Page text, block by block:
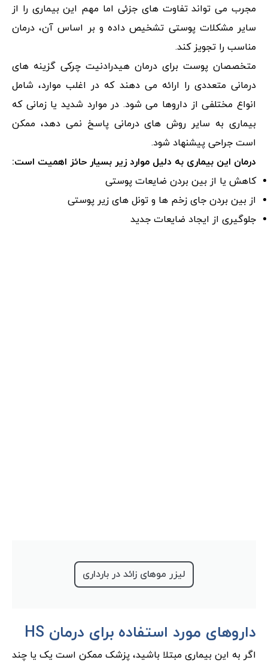
مجرب می تواند تفاوت های جزئی اما مهم این بیماری را از
سایر مشکلات پوستی تشخیص داده و بر اساس آن، درمان
مناسب را تجویز کند.
متخصصان پوست برای درمان هیدرادنیت چرکی گزینه های
درمانی متعددی را ارائه می دهند که در اغلب موارد، شامل
انواع مختلفی از داروها می شود. در موارد شدید یا زمانی که
بیماری به سایر روش های درمانی پاسخ نمی دهد، ممکن
است جراحی پیشنهاد شود.
درمان این بیماری به دلیل موارد زیر بسیار حائز اهمیت است:
کاهش یا از بین بردن ضایعات پوستی
از بین بردن جای زخم ها و تونل های زیر پوستی
جلوگیری از ایجاد ضایعات جدید
لیزر موهای زائد در بارداری
داروهای مورد استفاده برای درمان HS
اگر به این بیماری مبتلا باشید، پزشک ممکن است یک یا چند